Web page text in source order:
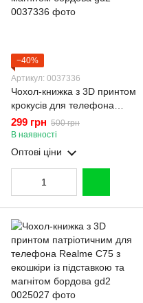
−40%
Артикул: 0037336
Чохол-книжка з 3D принтом
крокусів для телефона
Realme C75 з екошкіри із
підставкою та магнітом
бордова gd2
299 грн 500 грн
В наявності
Оптові ціни